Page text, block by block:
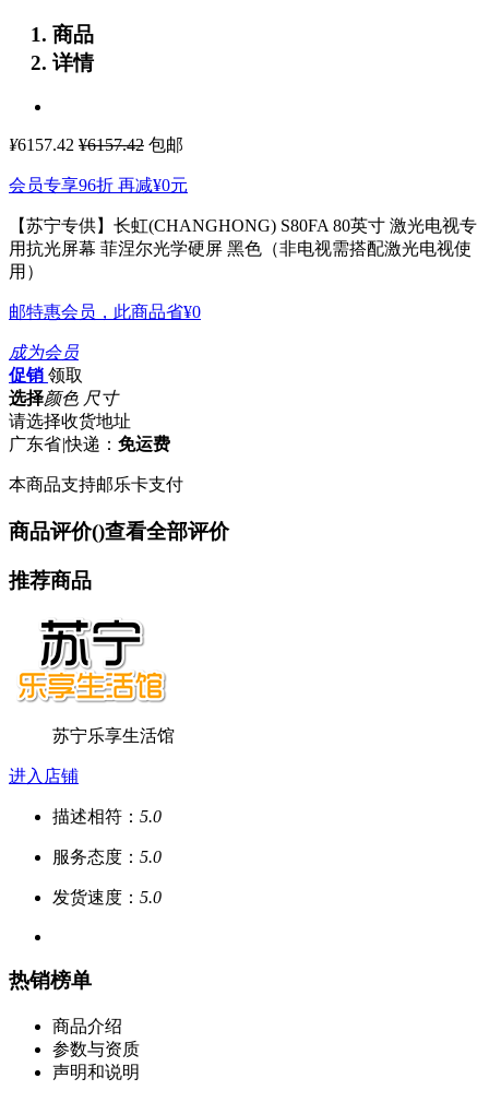
商品
详情
¥6157.42 ¥6157.42 包邮
会员专享96折 再减¥0元
【苏宁专供】长虹(CHANGHONG) S80FA 80英寸 激光电视专
用抗光屏幕 菲涅尔光学硬屏 黑色（非电视需搭配激光电视使
用）
邮特惠会员，此商品省¥0
成为会员
促销 领取
选择颜色 尺寸
请选择收货地址
广东省|快递： 免运费
本商品支持邮乐卡支付
商品评价()查看全部评价
推荐商品
苏宁乐享生活馆
进入店铺
描述相符： 5.0
服务态度： 5.0
发货速度： 5.0
热销榜单
商品介绍
参数与资质
声明和说明